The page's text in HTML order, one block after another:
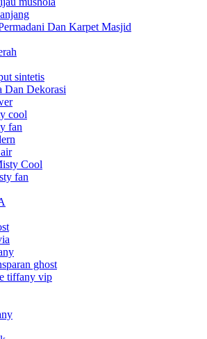
Dan Karpet Masjid
sintetis
Dan Dekorasi
cool
fan
Cool
fan
ghost
tiffany vip